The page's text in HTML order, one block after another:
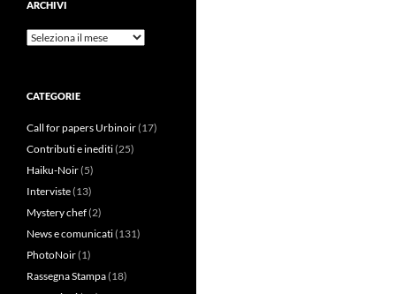
ARCHIVI
Archivi
CATEGORIE
Call for papers Urbinoir(17)
Contributi e inediti(25)
Haiku-Noir(5)
Interviste(13)
Mystery chef(2)
News e comunicati(131)
PhotoNoir(1)
Rassegna Stampa(18)